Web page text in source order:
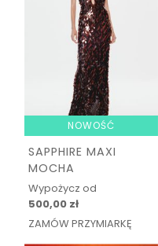
NOWOŚĆ
SAPPHIRE MAXI
MOCHA
Wypożycz od
500,00 zł
ZAMÓW PRZYMIARKĘ